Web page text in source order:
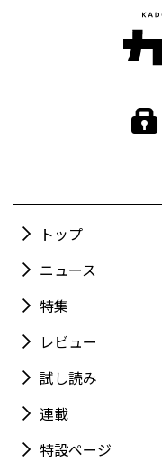
トップ
ニュース
特集
レビュー
試し読み
連載
特設ページ